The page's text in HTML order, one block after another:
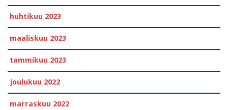
huhtikuu 2023
maaliskuu 2023
tammikuu 2023
joulukuu 2022
marraskuu 2022